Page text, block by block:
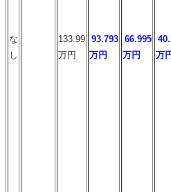
な
し
133.99
万円
93.793
万円
66.995
万円
万